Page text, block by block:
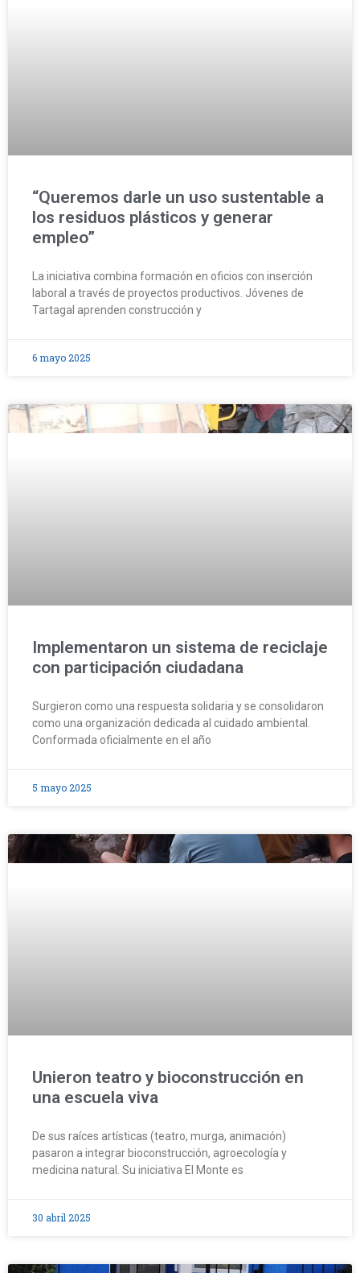
“Queremos darle un uso sustentable a
los residuos plásticos y generar
empleo”
La iniciativa combina formación en oficios con inserción
laboral a través de proyectos productivos. Jóvenes de
Tartagal aprenden construcción y
6 mayo 2025
Implementaron un sistema de reciclaje
con participación ciudadana
Surgieron como una respuesta solidaria y se consolidaron
como una organización dedicada al cuidado ambiental.
Conformada oficialmente en el año
5 mayo 2025
Unieron teatro y bioconstrucción en
una escuela viva
De sus raíces artísticas (teatro, murga, animación)
pasaron a integrar bioconstrucción, agroecología y
medicina natural. Su iniciativa El Monte es
30 abril 2025